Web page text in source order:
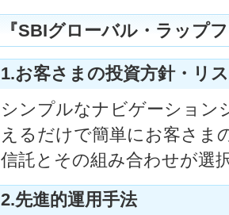
『SBIグローバル・ラップ
1.お客さまの投資方針・リ
シンプルなナビゲーション
えるだけで簡単にお客さま
信託とその組み合わせが選
2.先進的運用手法